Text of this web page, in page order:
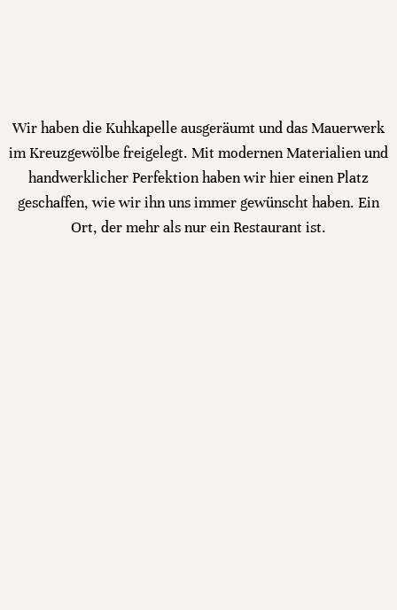
Wir haben die Kuhkapelle ausgeräumt und das Mauerwerk
im Kreuzgewölbe freigelegt. Mit modernen Materialien und
handwerklicher Perfektion haben wir hier einen Platz
geschaffen, wie wir ihn uns immer gewünscht haben. Ein
Ort, der mehr als nur ein Restaurant ist.